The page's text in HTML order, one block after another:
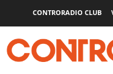
CONTRORADIO CLUB